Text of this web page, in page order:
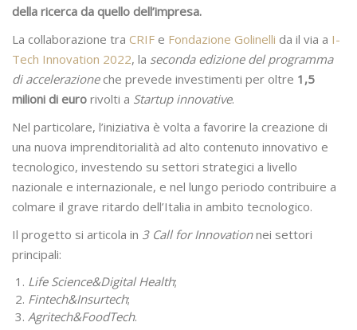
della ricerca da quello dell’impresa.
La collaborazione tra CRIF e Fondazione Golinelli da il via a I-
Tech Innovation 2022, la seconda edizione del programma
di accelerazioneche prevede investimenti per oltre 1,5
milioni di euro rivolti a Startup innovative.
Nel particolare, l’iniziativa è volta a favorire la creazione di
una nuova imprenditorialità ad alto contenuto innovativo e
tecnologico, investendo su settori strategici a livello
nazionale e internazionale, e nel lungo periodo contribuire a
colmare il grave ritardo dell’Italia in ambito tecnologico.
Il progetto si articola in 3 Call for Innovationnei settori
principali:
Life Science&Digital Health;
Fintech&Insurtech;
Agritech&FoodTech.